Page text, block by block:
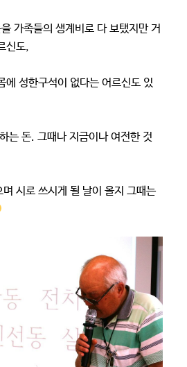
가족들의 생계비로 다 보탰지만 거
신도,
에 성한구석이 없다는 어르신도 있
는 돈. 그때나 지금이나 여전한 것
시로 쓰시게 될 날이 올지 그때는